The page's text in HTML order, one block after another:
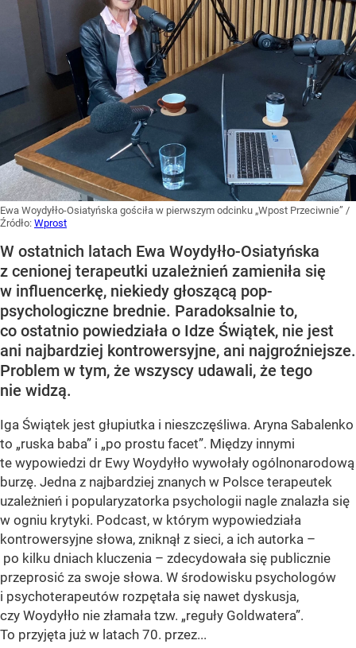
Ewa Woydyłło-Osiatyńska gościła w pierwszym odcinku „Wpost Przeciwnie” /
Źródło: Wprost
W ostatnich latach Ewa Woydyłło-Osiatyńska
z cenionej terapeutki uzależnień zamieniła się
w influencerkę, niekiedy głoszącą pop-
psychologiczne brednie. Paradoksalnie to,
co ostatnio powiedziała o Idze Świątek, nie jest
ani najbardziej kontrowersyjne, ani najgroźniejsze.
Problem w tym, że wszyscy udawali, że tego
nie widzą.
Iga Świątek jest głupiutka i nieszczęśliwa. Aryna Sabalenko
to „ruska baba” i „po prostu facet”. Między innymi
te wypowiedzi dr Ewy Woydyłło wywołały ogólnonarodową
burzę. Jedna z najbardziej znanych w Polsce terapeutek
uzależnień i popularyzatorka psychologii nagle znalazła się
w ogniu krytyki. Podcast, w którym wypowiedziała
kontrowersyjne słowa, zniknął z sieci, a ich autorka –
po kilku dniach kluczenia – zdecydowała się publicznie
przeprosić za swoje słowa. W środowisku psychologów
i psychoterapeutów rozpętała się nawet dyskusja,
czy Woydyłło nie złamała tzw. „reguły Goldwatera”.
To przyjęta już w latach 70. przez...